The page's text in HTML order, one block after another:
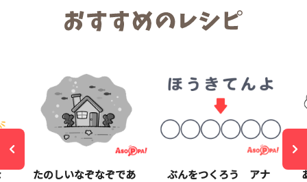
たのしいなぞなぞであ
ぶんをつくろう アナ